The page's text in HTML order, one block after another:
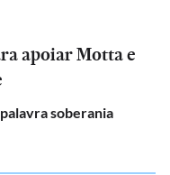
apoiar Motta e
soberania